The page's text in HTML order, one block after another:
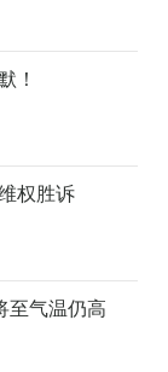
！
权胜诉
至气温仍高